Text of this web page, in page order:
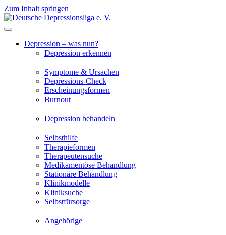
Zum Inhalt springen
Depression – was nun?
Depression erkennen
Symptome & Ursachen
Depressions-Check
Erscheinungsformen
Burnout
Depression behandeln
Selbsthilfe
Therapieformen
Therapeutensuche
Medikamentöse Behandlung
Stationäre Behandlung
Klinikmodelle
Kliniksuche
Selbstfürsorge
Angehörige